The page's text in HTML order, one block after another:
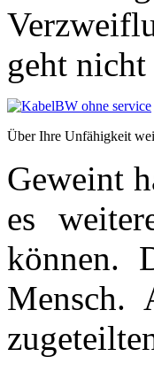
geht nicht
Über Ihre Unfähigkeit
Geweint
es
können.
Mensch.